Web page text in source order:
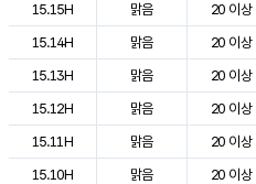
15.15H
맑음 20 이상
15.14H
맑음 20 이상
15.13H
맑음 20 이상
15.12H
맑음 20 이상
15.11H
맑음 20 이상
15.10H
맑음 20 이상